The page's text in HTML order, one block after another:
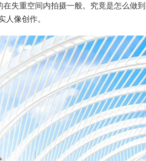
失重空间内拍摄一般。究竟是怎么做到
像创作。